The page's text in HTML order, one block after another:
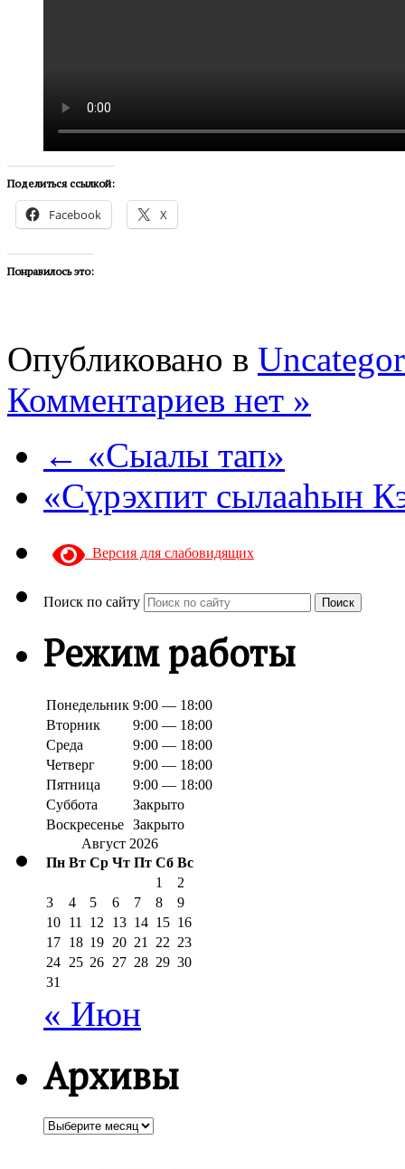
Поделиться ссылкой:
Facebook X
Понравилось это:
Опубликовано в
Комментариев нет »
← «Сыалы тап»
«Сүрэхпит сылааһын
Версия для слабовидящих
Поиск по сайту Поиск
Режим работы
Понедельник 9:00 — 18:00
Вторник
9:00 — 18:00
Среда
9:00 — 18:00
Четверг
9:00 — 18:00
Пятница
9:00 — 18:00
Суббота
Закрыто
Воскресенье Закрыто
Август 2026
Пн Вт Ср Чт Пт Сб Вс
1
2
3
4 5 6 7 8
9
10 11 12 13 14 15 16
17 18 19 20 21 22 23
24 25 26 27 28 29 30
31
« Июн
Архивы
Архивы